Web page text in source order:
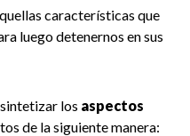
características que
luego detenernos en sus
los aspectos
de la siguiente manera: